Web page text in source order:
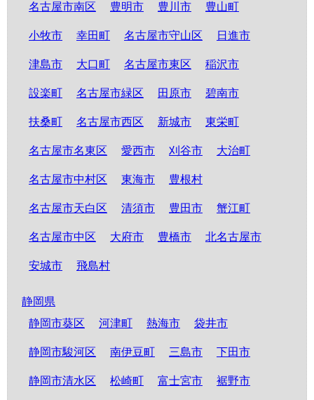
名古屋市南区 豊明市 豊川市 豊山町
小牧市 幸田町 名古屋市守山区 日進市
津島市 大口町 名古屋市東区 稲沢市
設楽町 名古屋市緑区 田原市 碧南市
扶桑町 名古屋市西区 新城市 東栄町
名古屋市名東区 愛西市 刈谷市 大治町
名古屋市中村区 東海市 豊根村
名古屋市天白区 清須市 豊田市 蟹江町
名古屋市中区 大府市 豊橋市 北名古屋市
安城市 飛島村
静岡県
静岡市葵区
河津町 熱海市 袋井市
静岡市駿河区 南伊豆町 三島市 下田市
静岡市清水区 松崎町 富士宮市 裾野市